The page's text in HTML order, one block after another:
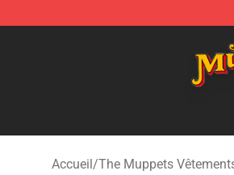
The Muppets Store - Official
Accueil/The Muppets